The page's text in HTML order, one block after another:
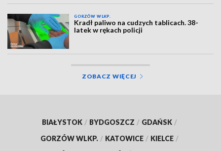
GORZÓW WLKP.
Kradł paliwo na cudzych tablicach. 38-
latek w rękach policji
ZOBACZ WIĘCEJ
BIAŁYSTOK / BYDGOSZCZ / GDAŃSK /
GORZÓW WLKP. / KATOWICE / KIELCE /